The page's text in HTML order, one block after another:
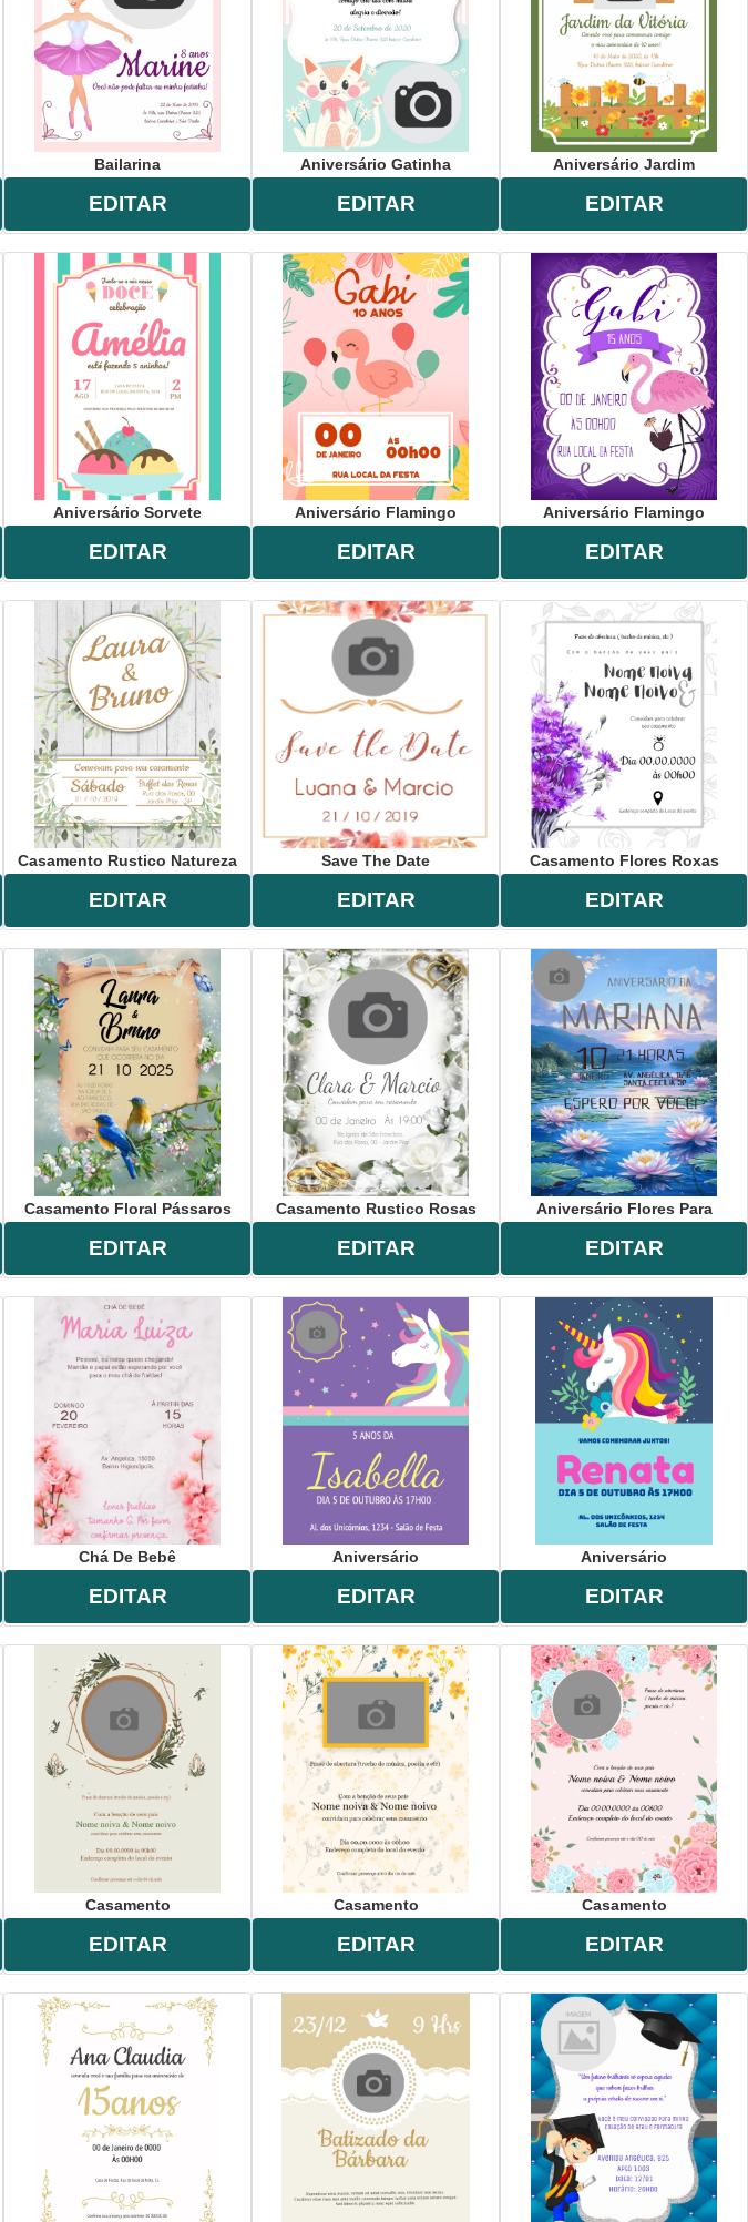
Bailarina
EDITAR
Aniversário Gatinha
EDITAR
Aniversário Jardim
EDITAR
Aniversário Sorvete
EDITAR
Aniversário Flamingo
EDITAR
Aniversário Flamingo
EDITAR
Casamento Rustico Natureza
EDITAR
Save The Date
EDITAR
Casamento Flores Roxas
EDITAR
Casamento Floral Pássaros
EDITAR
Casamento Rustico Rosas
EDITAR
Aniversário Flores Para
EDITAR
Chá De Bebê
EDITAR
Aniversário
EDITAR
Aniversário
EDITAR
Casamento
EDITAR
Casamento
EDITAR
Casamento
EDITAR